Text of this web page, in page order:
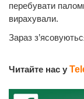
перебувати
вирахували.
Зараз
Читайте нас у